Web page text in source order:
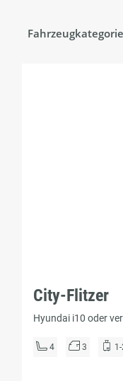
Fahrzeugkategorie
City-Flitzer
Hyundai i10 oder
4 3